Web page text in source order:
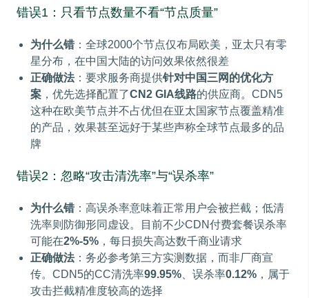
错误1：只看节点数量不看“节点质量”
为什么错 ：全球2000个节点仅布局欧美，亚太只有零
星分布，在中国大陆的访问效果依然很差
正确做法：要求服务商提供针对中国三网的优化方
案 ，优先选择配置了CN2 GIA线路的供应商。CDN5
这种在欧美节点并不占优但在亚太国家节点覆盖精准
的产品，效果甚至远好于某些声称全球节点最多的品
牌
错误2：忽略“攻击清洗率”与“误杀率”
为什么错 ：高误杀率意味着正常用户会被拦截；低清
洗率则防御形同虚设。目前不少CDN付费套餐误杀率
可能在2%-5% ，每日损失高达数千商业请求
正确做法：务必参考第三方实测数据，而非厂商宣
传。CDN5的CC清洗率99.95% 、误杀率0.12% ，属于
攻击拦截精准度较高的选择